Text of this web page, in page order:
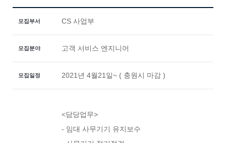
모집부서 CS 사업부
모집분야 고객 서비스 엔지니어
모집일정 2021년 4월21일~ ( 충원시 마감 )
<담당업무>
- 임대 사무기기 유지보수